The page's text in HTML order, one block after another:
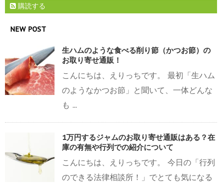
購読する
NEW POST
生ハムのような食べる削り節（かつお節）の
お取り寄せ通販！
こんにちは、えりっちです。 最初「生ハム
のようなかつお節」と聞いて、一体どんな
も ...
1万円するジャムのお取り寄せ通販はある？在
庫の有無や行列での紹介について
こんにちは、えりっちです。 今日の「行列
のできる法律相談所！」でとても気になる